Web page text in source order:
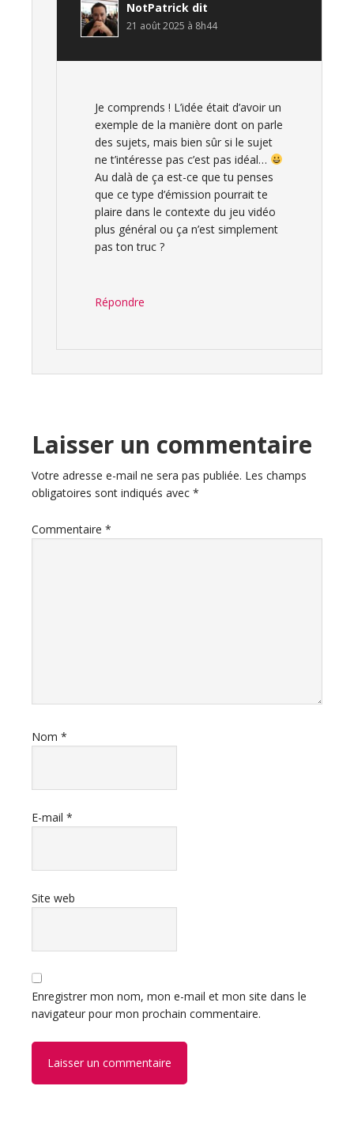
NotPatrick dit
21 août 2025 à 8h44
Je comprends ! L’idée était d’avoir un
exemple de la manière dont on parle
des sujets, mais bien sûr si le sujet
ne t’intéresse pas c’est pas idéal…
Au dalà de ça est-ce que tu penses
que ce type d’émission pourrait te
plaire dans le contexte du jeu vidéo
plus général ou ça n’est simplement
pas ton truc ?
Répondre
Laisser un commentaire
Votre adresse e-mail ne sera pas publiée. Les champs
obligatoires sont indiqués avec *
Commentaire *
Nom *
E-mail *
Site web
Enregistrer mon nom, mon e-mail et mon site dans le
navigateur pour mon prochain commentaire.